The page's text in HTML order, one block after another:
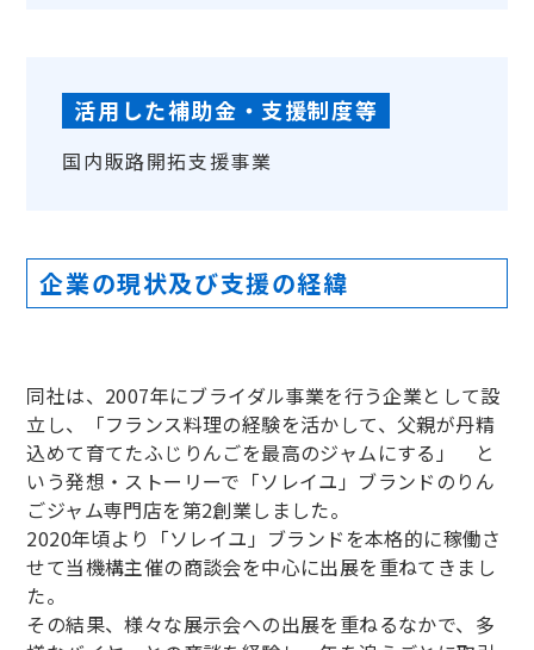
活用した補助金・支援制度等
国内販路開拓支援事業
企業の現状及び支援の経緯
同社は、2007年にブライダル事業を行う企業として設
立し、「フランス料理の経験を活かして、父親が丹精
込めて育てたふじりんごを最高のジャムにする」 と
いう発想・ストーリーで「ソレイユ」ブランドのりん
ごジャム専門店を第2創業しました。
2020年頃より「ソレイユ」ブランドを本格的に稼働さ
せて当機構主催の商談会を中心に出展を重ねてきまし
た。
その結果、様々な展示会への出展を重ねるなかで、多